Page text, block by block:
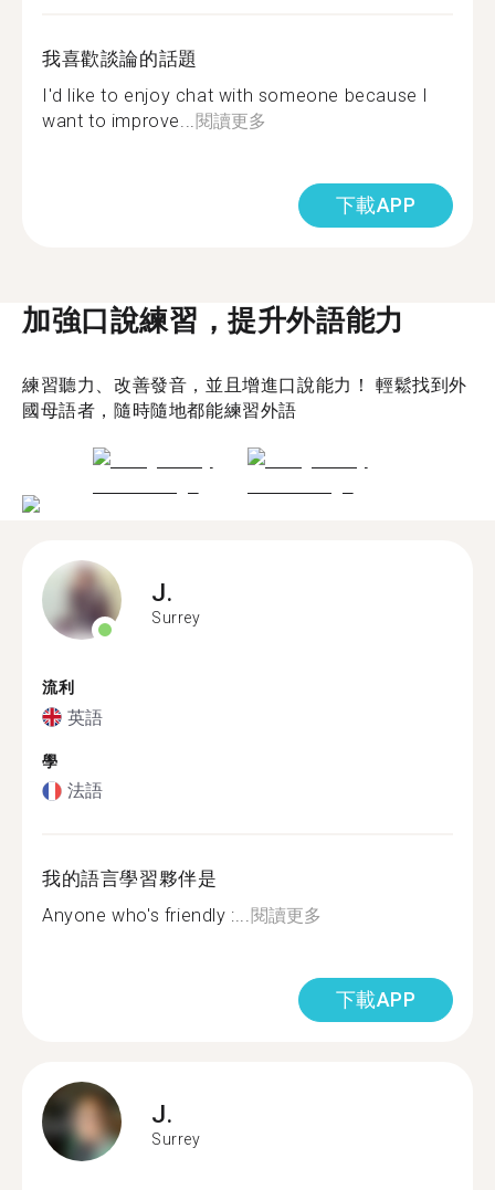
我喜歡談論的話題
I'd like to enjoy chat with someone because I
want to improve... 閱讀更多
下載APP
加強口說練習，提升外語能力
練習聽力、改善發音，並且增進口說能力！ 輕鬆找到外
國母語者，隨時隨地都能練習外語
J.
Surrey
流利
英語
學
法語
我的語言學習夥伴是
Anyone who's friendly :...閱讀更多
下載APP
J.
Surrey